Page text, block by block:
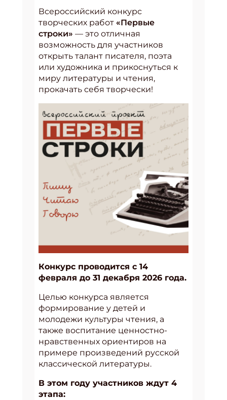
Всероссийский конкурс
творческих работ «Первые
строки» — это отличная
возможность для участников
открыть талант писателя, поэта
или художника и прикоснуться к
миру литературы и чтения,
прокачать себя творчески!
Конкурс проводится с 14
февраля до 31 декабря 2026 года.
Целью конкурса является
формирование у детей и
молодежи культуры чтения, а
также воспитание ценностно-
нравственных ориентиров на
примере произведений русской
классической литературы.
В этом году участников ждут 4
этапа: